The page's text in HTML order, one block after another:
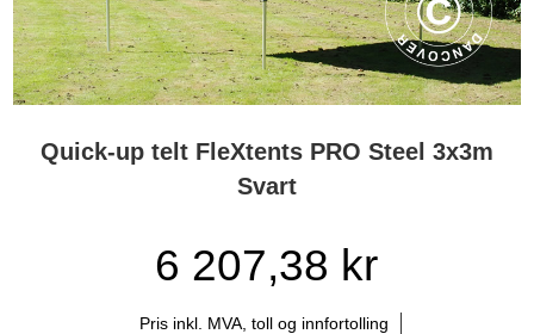
Quick-up telt FleXtents PRO Steel 3x3m
Svart
6 207,38 kr
Pris inkl. MVA, toll og innfortolling